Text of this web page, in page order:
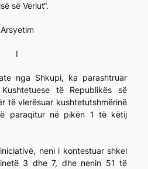
së Veriut“.
Arsyetim
I
nga Shkupi, ka parashtruar
të Republikës së
të vlerësuar kushtetutshmërinë
paraqitur në pikën 1 të këtij
neni i kontestuar shkel
3 dhe 7, dhe nenin 51 të